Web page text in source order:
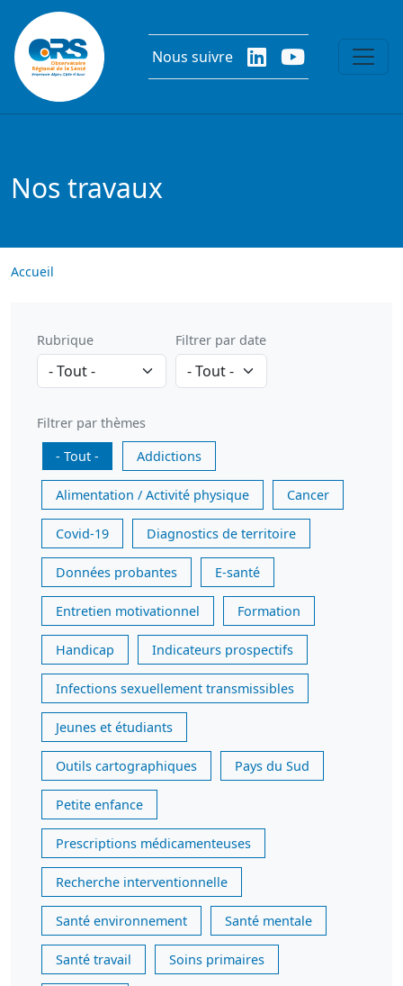
Aller au contenu principal
Nous suivre
Nos travaux
Accueil
Rubrique Filtrer par date
Filtrer par thèmes
- Tout -
Addictions
Alimentation / Activité physique Cancer
Covid-19 Diagnostics de territoire
Données probantes E-santé
Entretien motivationnel Formation
Handicap Indicateurs prospectifs
Infections sexuellement transmissibles
Jeunes et étudiants
Outils cartographiques Pays du Sud
Petite enfance
Prescriptions médicamenteuses
Recherche interventionnelle
Santé environnement Santé mentale
Santé travail Soins primaires